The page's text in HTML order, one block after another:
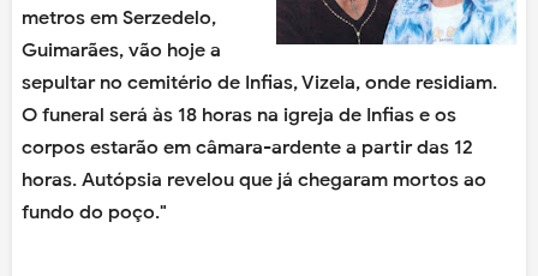
metros em Serzedelo,
Guimarães, vão hoje a
sepultar no cemitério de Infias, Vizela, onde residiam.
O funeral será às 18 horas na igreja de Infias e os
corpos estarão em câmara-ardente a partir das 12
horas. Autópsia revelou que já chegaram mortos ao
fundo do poço."